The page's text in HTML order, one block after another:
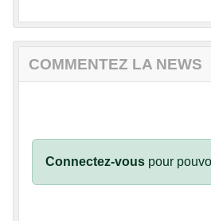
COMMENTEZ LA NEWS
Connectez-vous pour